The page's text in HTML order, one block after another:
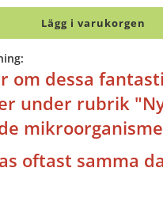
Lägg i varukorgen
om dessa
under rubrik
oftast samma